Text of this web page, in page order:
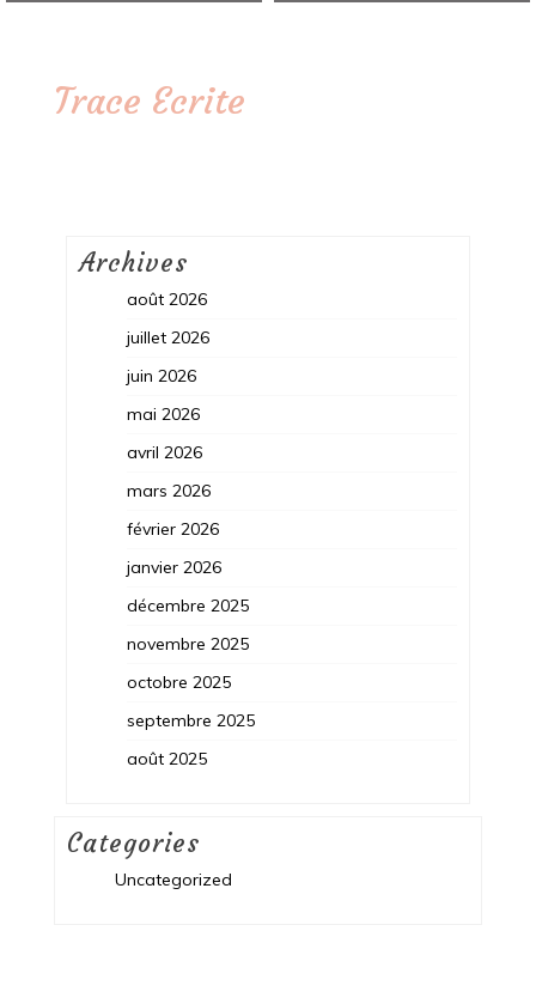
Trace Ecrite
Archives
août 2026
juillet 2026
juin 2026
mai 2026
avril 2026
mars 2026
février 2026
janvier 2026
décembre 2025
novembre 2025
octobre 2025
septembre 2025
août 2025
Categories
Uncategorized